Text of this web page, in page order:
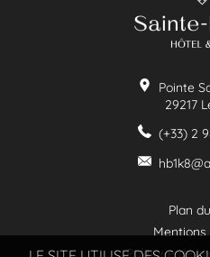
Pointe
29217
(+33) 2
Plan
Mentions
Politique de